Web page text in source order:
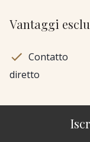
Vantaggi
Contatto
diretto